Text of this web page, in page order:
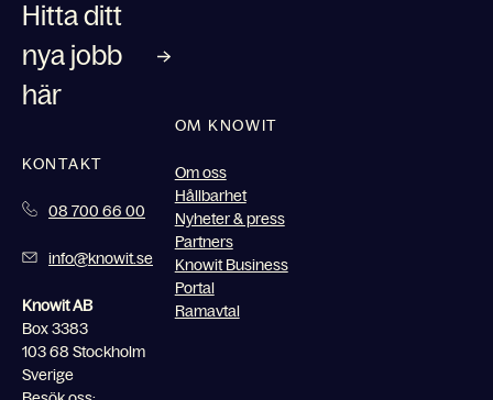
Hitta ditt
nya jobb
här
KONTAKT
08 700 66 00
info@knowit.se
Knowit AB
Box 3383
103 68 Stockholm
Sverige
OM KNOWIT
Om oss
Hållbarhet
Nyheter & press
Partners
Knowit Business
Portal
Ramavtal